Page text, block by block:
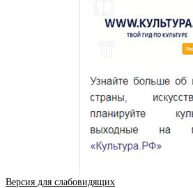
Версия для слабовидящих